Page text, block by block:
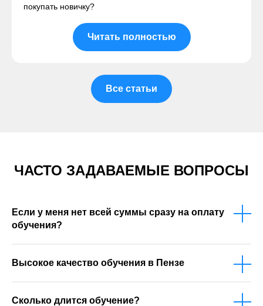
покупать новичку?
Читать полностью
Все статьи
ЧАСТО ЗАДАВАЕМЫЕ ВОПРОСЫ
Если у меня нет всей суммы сразу на оплату
обучения?
Высокое качество обучения в Пензе
Сколько длится обучение?